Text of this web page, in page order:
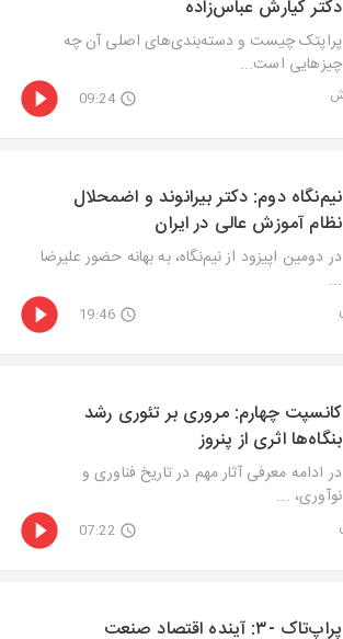
دکتر کیارش عباس‌زاده
پراپتک چیست و دسته‌بندی‌های اصلی آن چه
چیزهایی است...
09:24
نیم‌نگاه دوم: دکتر بیرانوند و اضمحلال
نظام آموزش عالی در ایران
در دومین اپیزود از نیم‌نگاه، به بهانه حضور علیرضا
...
19:46
کانسپت چهارم: مروری بر تئوری رشد
بنگاه‌ها اثری از پنروز
در ادامه معرفی آثار مهم در تاریخ فناوری و
نوآوری، ...
07:22
پراپ‌تاک -۳: آینده اقتصاد صنعت